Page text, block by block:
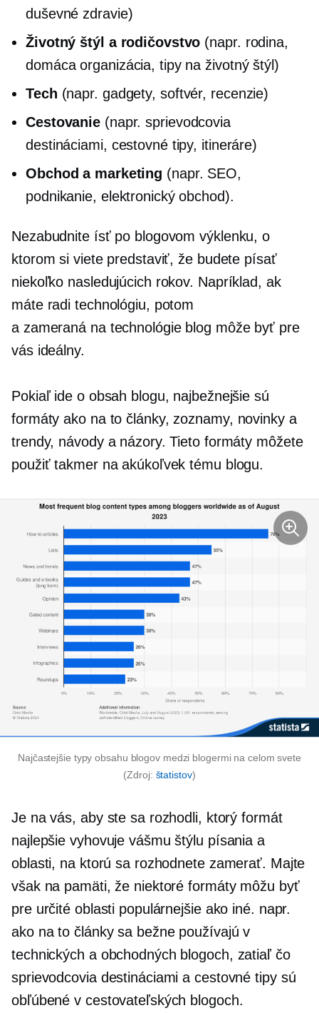
duševné zdravie)
Životný štýl a rodičovstvo (napr. rodina,
domáca organizácia, tipy na životný štýl)
Tech (napr. gadgety, softvér, recenzie)
Cestovanie (napr. sprievodcovia
destináciami, cestovné tipy, itineráre)
Obchod a marketing (napr. SEO,
podnikanie, elektronický obchod).
Nezabudnite ísť po blogovom výklenku, o
ktorom si viete predstaviť, že budete písať
niekoľko nasledujúcich rokov. Napríklad, ak
máte radi technológiu, potom
a zameraná na technológieblog môže byť pre
vás ideálny.
Pokiaľ ide o obsah blogu, najbežnejšie sú
formátyako na to články, zoznamy, novinky a
trendy, návody a názory. Tieto formáty môžete
použiť takmer na akúkoľvek tému blogu.
Najčastejšie typy obsahu blogov medzi blogermi na celom svete
(Zdroj: štatistov)
Je na vás, aby ste sa rozhodli, ktorý formát
najlepšie vyhovuje vášmu štýlu písania a
oblasti, na ktorú sa rozhodnete zamerať. Majte
však na pamäti, že niektoré formáty môžu byť
pre určité oblasti populárnejšie ako iné. napr.
ako na to články sa bežne používajú v
technických a obchodných blogoch, zatiaľ čo
sprievodcovia destináciami a cestovné tipy sú
obľúbené v cestovateľských blogoch.